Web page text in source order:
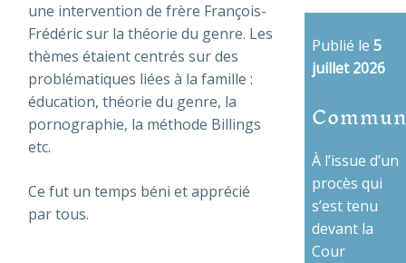
une intervention de frère François-
Frédéric sur la théorie du genre. Les
thèmes étaient centrés sur des
problématiques liées à la famille :
éducation, théorie du genre, la
pornographie, la méthode Billings
etc.
Ce fut un temps béni et apprécié
par tous.
Publié le 5
juillet 2026
À l’issue d’un
procès qui
s’est tenu
devant la
Cour